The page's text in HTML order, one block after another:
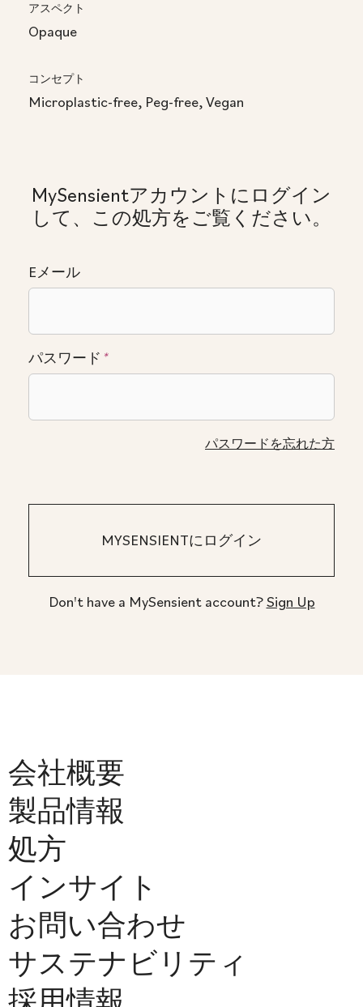
アスペクト
Opaque
コンセプト
Microplastic-free, Peg-free, Vegan
MySensientアカウントにログイン
して、この処方をご覧ください。
Eメール
パスワード *
パスワードを忘れた方
Don't have a MySensient account?Sign Up
会社概要
製品情報
処方
インサイト
お問い合わせ
サステナビリティ